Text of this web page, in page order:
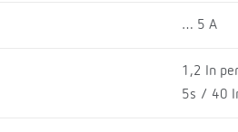
… 5 A
1,2 In
5s / 40